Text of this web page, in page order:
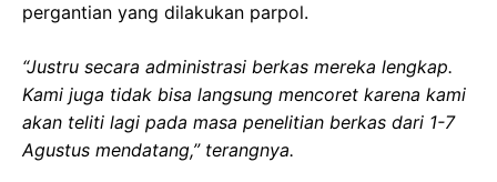
pergantian yang dilakukan parpol.
“Justru secara administrasi berkas mereka lengkap.
Kami juga tidak bisa langsung mencoret karena kami
akan teliti lagi pada masa penelitian berkas dari 1-7
Agustus mendatang,” terangnya.